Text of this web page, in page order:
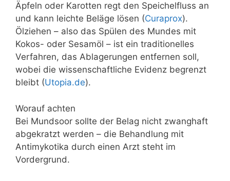
Äpfeln oder Karotten regt den Speichelfluss an
und kann leichte Beläge lösen (Curaprox).
Ölziehen – also das Spülen des Mundes mit
Kokos- oder Sesamöl – ist ein traditionelles
Verfahren, das Ablagerungen entfernen soll,
wobei die wissenschaftliche Evidenz begrenzt
bleibt (Utopia.de).
Worauf achten
Bei Mundsoor sollte der Belag nicht zwanghaft
abgekratzt werden – die Behandlung mit
Antimykotika durch einen Arzt steht im
Vordergrund.